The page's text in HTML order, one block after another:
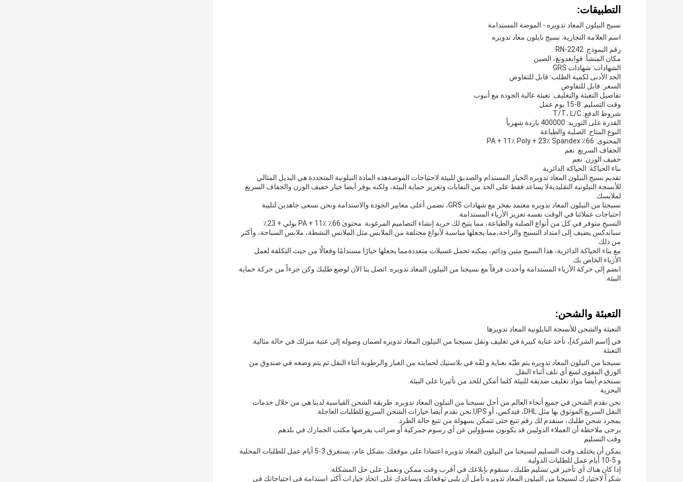
التطبيقات:
نسيج النيلون المعاد تدويره - الموضة المستدامة
اسم العلامة التجارية: نسيج نايلون معاد تدويره
رقم النموذج: RN-2242
مكان المنشأ: قوانغدونغ، الصين
الشهادات: شهادات GRS
الحد الأدنى لكمية الطلب: قابل للتفاوض
السعر: قابل للتفاوض
تفاصيل التعبئة والتغليف: تعبئة عالية الجودة مع أنبوب
وقت التسليم: 8-15 يوم عمل
شروط الدفع: T/T، L/C
القدرة على التوريد: 400000 ياردة شهرياً
النوع المتاح: الصلبة والطباعة
المحتوى: 66٪ PA + 11٪ Poly + 23٪ Spandex
الجفاف السريع: نعم
خفيف الوزن: نعم
بناء الحياكة: الحياكة الدائرية
تقديم نسيج النيلون المعاد تدويره الخيار المستدام والصديق للبيئة لاحتياجات الموضةهذه المادة النيلونية المتجددة هي البديل المثالي
للأنسجة النيلونية التقليديةلا يساعد فقط على الحد من النفايات وتعزيز حماية البيئة، ولكنه يوفر أيضا خيار خفيف الوزن والجفاف السريع
لملابسك.
نسيجنا من النيلون المعاد تدويره معتمد بفخر مع شهادات GRS، تضمن أعلى معايير الجودة والاستدامة.ونحن نسعى جاهدين لتلبية
احتياجات عملائنا في الوقت نفسه تعزيز الأزياء المستدامة.
النسيج متوفر في كل من أنواع الصلبة والطباعة، مما يتيح لك حرية إنشاء التصاميم المرغوبة. محتوى 66٪ PA + 11٪ بولي + 23٪
سباندكس يضيف إلى امتداد النسيج والراحة،مما يجعلها مناسبة لأنواع مختلفة من الملابس مثل الملابس النشطة، ملابس السباحة، وأكثر
من ذلك.
مع بناء الحياكة الدائرية، هذا النسيج متين ودائم، يمكنه تحمل غسيلات متعددةمما يجعلها خيارًا مستدامًا وفعالًا من حيث التكلفة لعمل
الأزياء الخاص بك.
انضم إلى حركة الأزياء المستدامة وأحدث فرقاً مع نسيجنا من النيلون المعاد تدويره. اتصل بنا الآن لوضع طلبك وكن جزءاً من حركة حماية
البيئة.
التعبئة والشحن:
التعبئة والشحن للأنسجة النايلونية المعاد تدويرها
في [اسم الشركة]، نأخذ عناية كبيرة في تغليف ونقل نسيجنا من النيلون المعاد تدويره لضمان وصوله إلى عتبة منزلك في حالة مثالية.
التعبئة
نسيجنا من النيلون المعاد تدويره يتم طيّه بعناية و لفّه في بلاستيك لحمايته من الغبار والرطوبة أثناء النقل.ثم يتم وضعه في صندوق من
الورق المقوى لمنع أي تلف أثناء النقل.
نستخدم أيضا مواد تغليف صديقة للبيئة كلما أمكن للحد من تأثيرنا على البيئة.
البحرية
نحن نقدم الشحن في جميع أنحاء العالم من أجل نسيجنا من النيلون المعاد تدويره. طريقة الشحن القياسية لدينا هي من خلال خدمات
النقل السريع الموثوق بها مثل DHL، فيدكس، أو UPS.نحن نقدم أيضا خيارات الشحن السريع للطلبات العاجلة.
بمجرد شحن طلبك، سنقدم لك رقم تتبع حتى تتمكن بسهولة من تتبع حالة الطرد.
يرجى ملاحظة أن العملاء الدوليين قد يكونون مسؤولين عن أي رسوم جمركية أو ضرائب يفرضها مكتب الجمارك في بلدهم.
وقت التسليم
يمكن أن يختلف وقت التسليم لنسيجنا من النيلون المعاد تدويره اعتمادا على موقعك. بشكل عام، يستغرق 3-5 أيام عمل للطلبات المحلية
و 5-10 أيام عمل للطلبات الدولية.
إذا كان هناك أي تأخير في تسليم طلبك، سنقوم بإبلاغك في أقرب وقت ممكن ونعمل على حل المشكلة.
شكراً لاختيارك لنسيجنا من النيلون المعاد تدويره نأمل أن يلبي توقعاتك ويساعدك على اتخاذ خيارات أكثر استدامة في احتياجاتك في